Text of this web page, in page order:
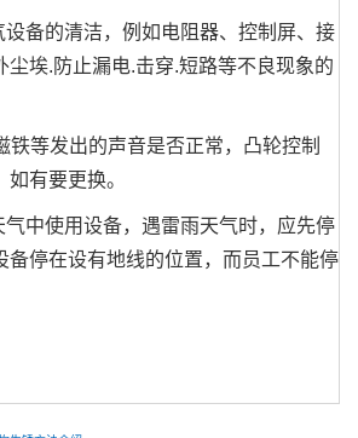
的清洁，例如电阻器、控制屏、接
尘埃.防止漏电.击穿.短路等不良现象的
等发出的声音是否正常，凸轮控制
有要更换。
使用设备，遇雷雨天气时，应先停
备停在设有地线的位置，而员工不能停